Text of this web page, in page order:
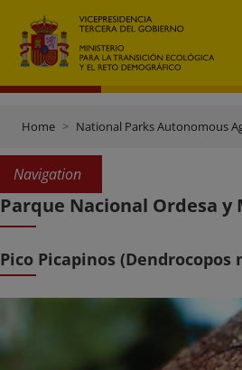
Home National Parks Autonomous
Navigation
Parque Nacional Ordesa
Pico Picapinos (Dendrocopos